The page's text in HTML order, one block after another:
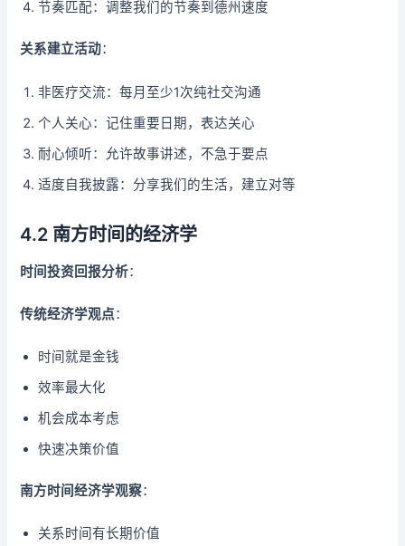
节奏匹配：调整我们的节奏到德州速度
关系建立活动：
非医疗交流：每月至少1次纯社交沟通
个人关心：记住重要日期，表达关心
耐心倾听：允许故事讲述，不急于要点
适度自我披露：分享我们的生活，建立对等
4.2 南方时间的经济学
时间投资回报分析：
传统经济学观点：
时间就是金钱
效率最大化
机会成本考虑
快速决策价值
南方时间经济学观察：
关系时间有长期价值